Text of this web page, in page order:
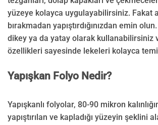
yüzeye kolayca uygulayabilirsiniz. Fakat
bırakmadan yapıştırdığınızdan emin
dikey ya da yatay olarak kullanabilirsiniz
özellikleri sayesinde lekeleri kolayca
Yapışkan Folyo Nedir?
Yapışkanlı folyolar, 80-90 mikron
yapıştırılan ve kapladığı yüzeyin şeklini